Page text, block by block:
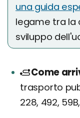
una guida
legame tra la
sviluppo
Come
trasporto
228, 492,